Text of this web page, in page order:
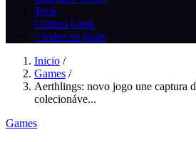
Tech
Cultura Geek
// todos os posts
Inicio /
Games /
Aerthlings: novo jogo une captura
colecionáve...
Games